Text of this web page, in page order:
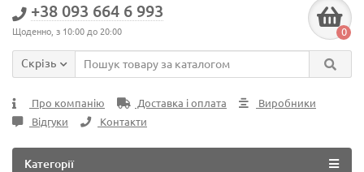
+38 093 664 6 993
Щоденно, з 10:00 до 20:00 0
Скрізь
Про компанію Доставка і оплата
Виробники
Відгуки
Контакти
Категорії